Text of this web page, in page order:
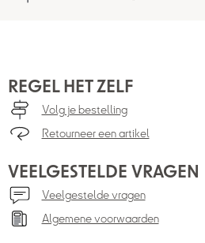
REGEL HET ZELF
Volg je bestelling
Retourneer een artikel
VEELGESTELDE VRAGEN
Veelgestelde vragen
Algemene voorwaarden